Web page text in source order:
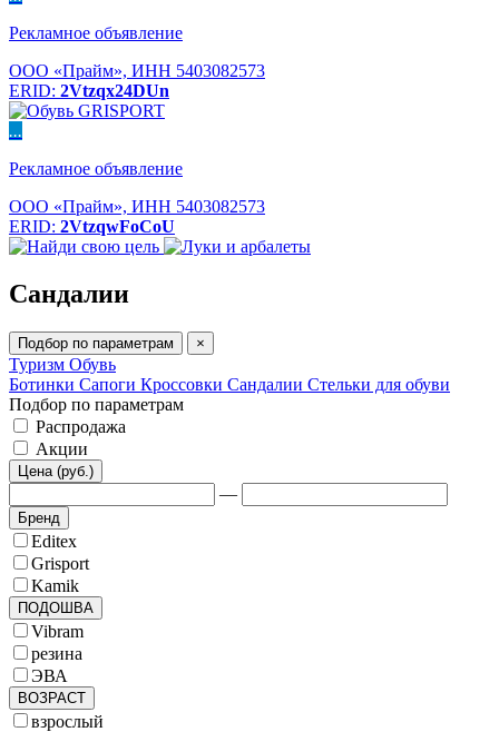
Рекламное объявление
ООО «Прайм», ИНН 5403082573
ERID: 2Vtzqx24DUn
...
Рекламное объявление
ООО «Прайм», ИНН 5403082573
ERID: 2VtzqwFoCoU
Сандалии
Подбор по параметрам ×
Туризм Обувь
Ботинки Сапоги Кроссовки Сандалии Стельки для обуви
Подбор по параметрам
Распродажа
Акции
Цена (руб.)
—
Бренд
Editex
Grisport
Kamik
ПОДОШВА
Vibram
резина
ЭВА
ВОЗРАСТ
взрослый